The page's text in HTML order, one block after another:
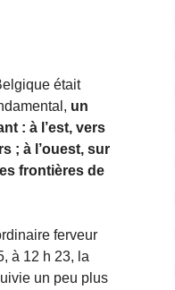
était
un
: à l’est, vers
; à l’ouest, sur
frontières de
ferveur
à 12 h 23, la
un peu plus